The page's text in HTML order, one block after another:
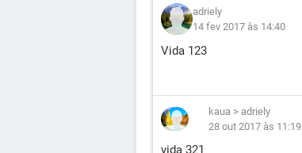
adriely
14 fev 2017 às 14:40
Vida 123
kaua > adriely
28 out 2017 às 11:19
vida 321